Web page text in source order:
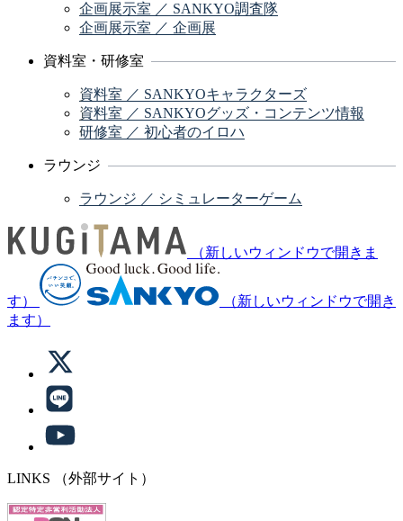
企画展示室 ／ SANKYO調査隊
企画展示室 ／ 企画展
資料室・研修室
資料室 ／ SANKYOキャラクターズ
資料室 ／ SANKYOグッズ・コンテンツ情報
研修室 ／ 初心者のイロハ
ラウンジ
ラウンジ ／ シミュレーターゲーム
（新しいウィンドウで開きま
す）
（新しいウィンドウで開き
ます）
LINKS （外部サイト）